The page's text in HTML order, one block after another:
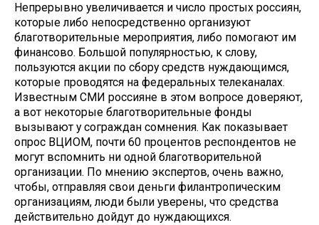
Непрерывно увеличивается и число простых россиян,
которые либо непосредственно организуют
благотворительные мероприятия, либо помогают им
финансово. Большой популярностью, к слову,
пользуются акции по сбору средств нуждающимся,
которые проводятся на федеральных телеканалах.
Известным СМИ россияне в этом вопросе доверяют,
а вот некоторые благотворительные фонды
вызывают у сограждан сомнения. Как показывает
опрос ВЦИОМ, почти 60 процентов респондентов не
могут вспомнить ни одной благотворительной
организации. По мнению экспертов, очень важно,
чтобы, отправляя свои деньги филантропическим
организациям, люди были уверены, что средства
действительно дойдут до нуждающихся.